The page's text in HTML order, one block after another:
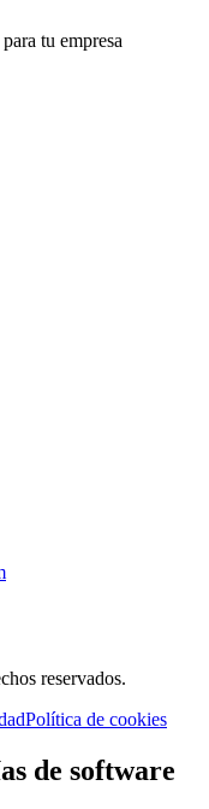
tu empresa
reservados.
Política de cookies
de software